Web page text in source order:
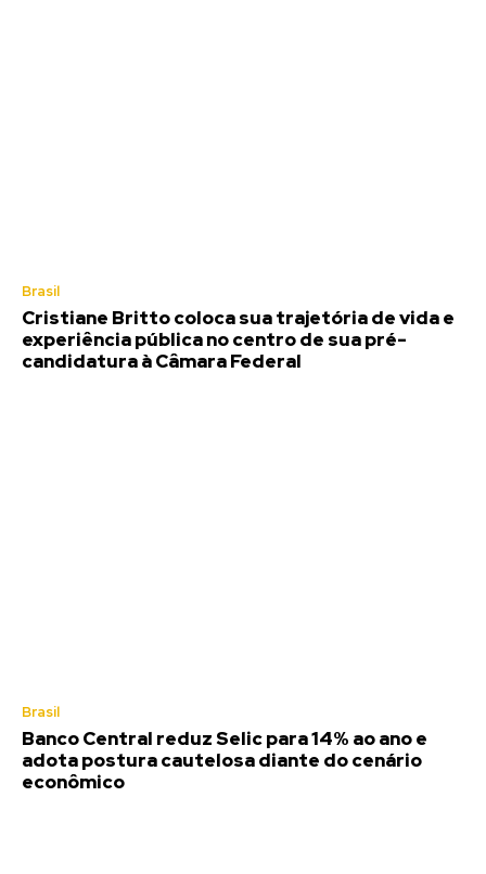
Brasil
Cristiane Britto coloca sua trajetória de vida e
experiência pública no centro de sua pré-
candidatura à Câmara Federal
Brasil
Banco Central reduz Selic para 14% ao ano e
adota postura cautelosa diante do cenário
econômico